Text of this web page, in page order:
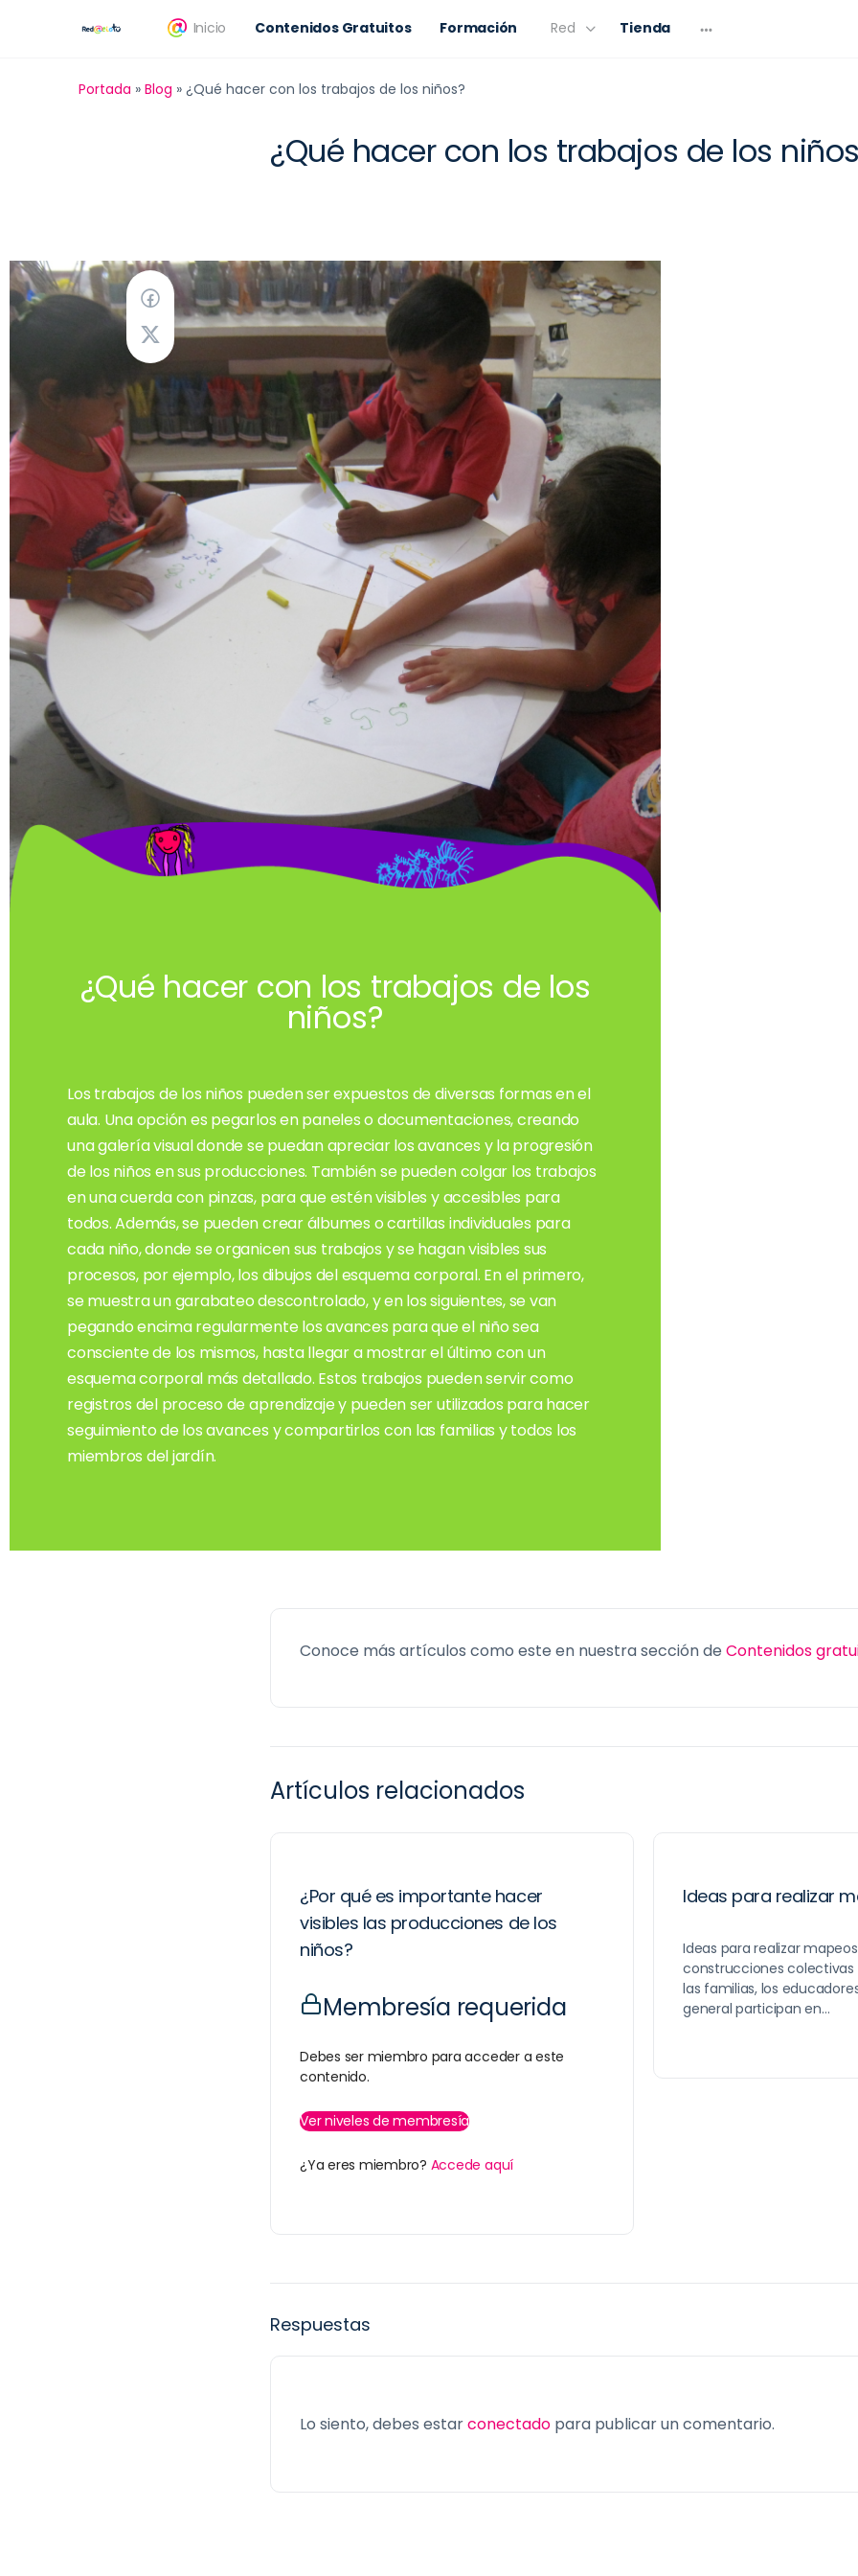
Inicio Contenidos Gratuitos Formación Red Tienda
Portada » Blog » ¿Qué hacer con los trabajos de los niños?
¿Qué hacer con los trabajos de los
¿Qué hacer con los trabajos de los
niños?
Los trabajos de los niños pueden ser expuestos de diversas formas en el
aula. Una opción es pegarlos en paneles o documentaciones, creando
una galería visual donde se puedan apreciar los avances y la progresión
de los niños en sus producciones. También se pueden colgar los trabajos
en una cuerda con pinzas, para que estén visibles y accesibles para
todos. Además, se pueden crear álbumes o cartillas individuales para
cada niño, donde se organicen sus trabajos y se hagan visibles sus
procesos, por ejemplo, los dibujos del esquema corporal. En el primero,
se muestra un garabateo descontrolado, y en los siguientes, se van
pegando encima regularmente los avances para que el niño sea
consciente de los mismos, hasta llegar a mostrar el último con un
esquema corporal más detallado. Estos trabajos pueden servir como
registros del proceso de aprendizaje y pueden ser utilizados para hacer
seguimiento de los avances y compartirlos con las familias y todos los
miembros del jardín.
Conoce más artículos como este en nuestra sección de Contenidos
Artículos relacionados
¿Por qué es importante hacer
visibles las producciones de los
niños?
Membresía requerida
Debes ser miembro para acceder a este
contenido.
Ver niveles de membresía
¿Ya eres miembro? Accede aquí
Ideas para realizar
Ideas para realizar
construcciones colectivas
las familias, los
general participan en…
Respuestas
Lo siento, debes estarconectado para publicar un comentario.